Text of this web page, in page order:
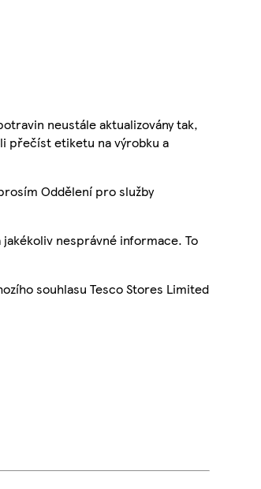
neustále aktualizovány tak,
přečíst etiketu na výrobku a
Oddělení pro služby
nesprávné informace. To
souhlasu Tesco Stores Limited